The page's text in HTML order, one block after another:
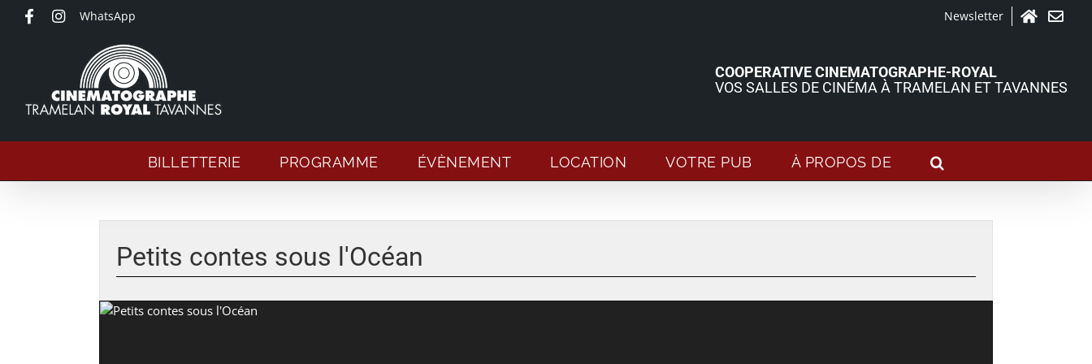
Passer
WhatsApp Newsletter
COOPERATIVE CINEMATOGRAPHE-ROYAL
VOS SALLES DE CINÉMA À TRAMELAN ET TAVANNES
BILLETTERIE PROGRAMME ÉVÈNEMENT LOCATION VOTRE PUB À PROPOS DE
l'image
agrandie
Petits contes sous l'Océan